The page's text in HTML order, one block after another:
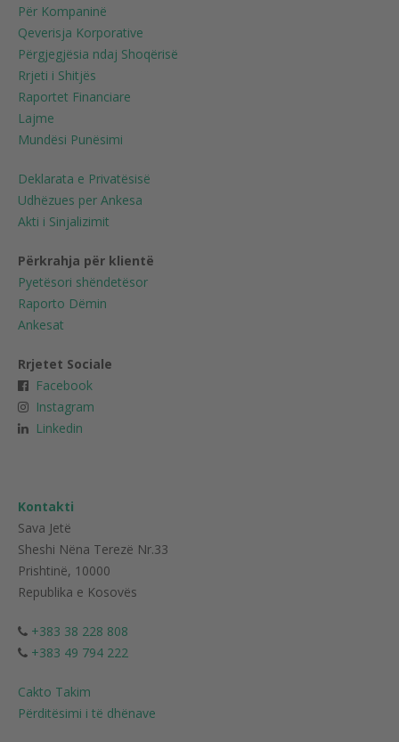
Për Kompaninë
Qeverisja Korporative
Përgjegjësia ndaj Shoqërisë
Rrjeti i Shitjës
Raportet Financiare
Lajme
Mundësi Punësimi
Deklarata e Privatësisë
Udhëzues per Ankesa
Akti i Sinjalizimit
Përkrahja për klientë
Pyetësori shëndetësor
Raporto Dëmin
Ankesat
Rrjetet Sociale
Facebook
Instagram
Linkedin
Kontakti
Sava Jetë
Sheshi Nëna Terezë Nr.33
Prishtinë, 10000
Republika e Kosovës
+383 38 228 808
+383 49 794 222
Cakto Takim
Përditësimi i të dhënave